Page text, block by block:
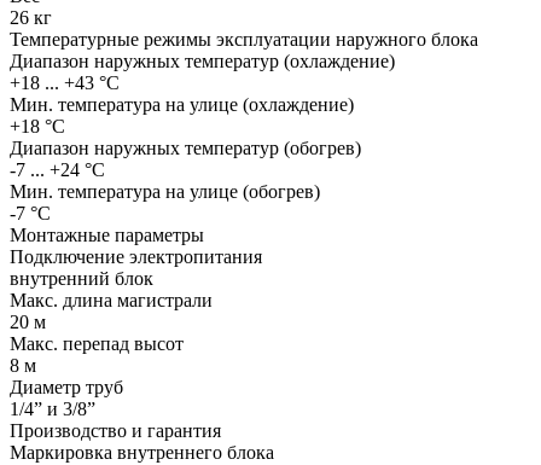
26 кг
Температурные режимы эксплуатации наружного блока
Диапазон наружных температур (охлаждение)
+18 ... +43 °С
Мин. температура на улице (охлаждение)
+18 °С
Диапазон наружных температур (обогрев)
-7 ... +24 °С
Мин. температура на улице (обогрев)
-7 °С
Монтажные параметры
Подключение электропитания
внутренний блок
Макс. длина магистрали
20 м
Макс. перепад высот
8 м
Диаметр труб
1/4” и 3/8”
Производство и гарантия
Маркировка внутреннего блока